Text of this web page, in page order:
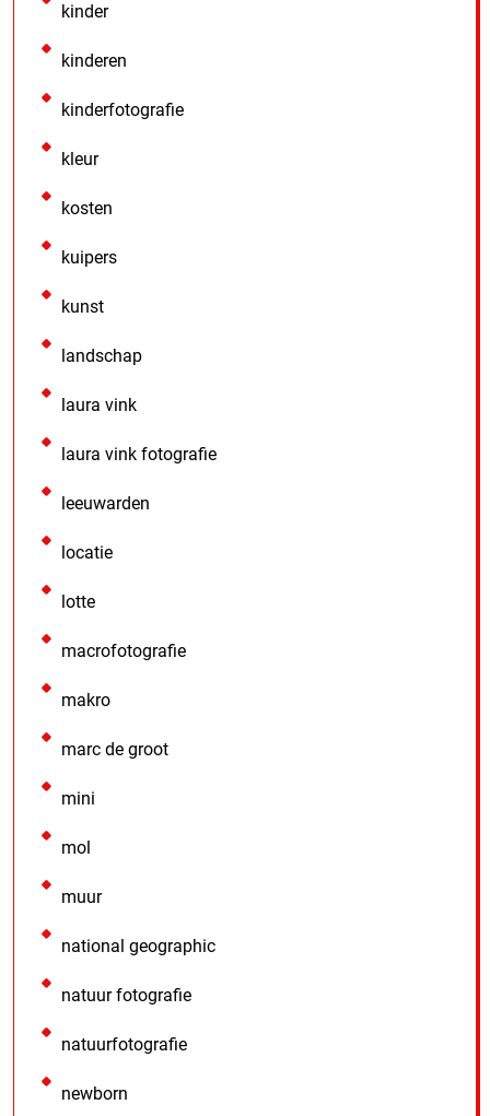
kinder
kinderen
kinderfotografie
kleur
kosten
kuipers
kunst
landschap
laura vink
laura vink fotografie
leeuwarden
locatie
lotte
macrofotografie
makro
marc de groot
mini
mol
muur
national geographic
natuur fotografie
natuurfotografie
newborn